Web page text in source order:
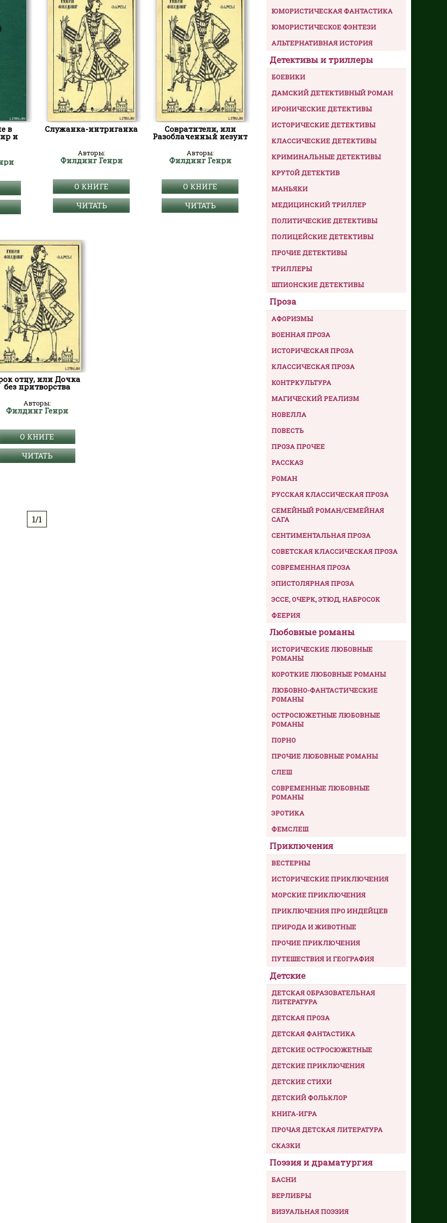
в
и
Служанка-интриганка
Авторы:
Филдинг Генри
О КНИГЕ
ЧИТАТЬ
Совратители, или
Разоблаченный иезуит
Авторы:
Филдинг Генри
О КНИГЕ
ЧИТАТЬ
отцу, или Дочка
без притворства
Авторы:
Филдинг Генри
О КНИГЕ
ЧИТАТЬ
1/1
ЮМОРИСТИЧЕСКАЯ ФАНТАСТИКА
ЮМОРИСТИЧЕСКОЕ ФЭНТЕЗИ
АЛЬТЕРНАТИВНАЯ ИСТОРИЯ
Детективы и триллеры
БОЕВИКИ
ДАМСКИЙ ДЕТЕКТИВНЫЙ РОМАН
ИРОНИЧЕСКИЕ ДЕТЕКТИВЫ
ИСТОРИЧЕСКИЕ ДЕТЕКТИВЫ
КЛАССИЧЕСКИЕ ДЕТЕКТИВЫ
КРИМИНАЛЬНЫЕ ДЕТЕКТИВЫ
КРУТОЙ ДЕТЕКТИВ
МАНЬЯКИ
МЕДИЦИНСКИЙ ТРИЛЛЕР
ПОЛИТИЧЕСКИЕ ДЕТЕКТИВЫ
ПОЛИЦЕЙСКИЕ ДЕТЕКТИВЫ
ПРОЧИЕ ДЕТЕКТИВЫ
ТРИЛЛЕРЫ
ШПИОНСКИЕ ДЕТЕКТИВЫ
Проза
АФОРИЗМЫ
ВОЕННАЯ ПРОЗА
ИСТОРИЧЕСКАЯ ПРОЗА
КЛАССИЧЕСКАЯ ПРОЗА
КОНТРКУЛЬТУРА
МАГИЧЕСКИЙ РЕАЛИЗМ
НОВЕЛЛА
ПОВЕСТЬ
ПРОЗА ПРОЧЕЕ
РАССКАЗ
РОМАН
РУССКАЯ КЛАССИЧЕСКАЯ ПРОЗА
СЕМЕЙНЫЙ РОМАН/СЕМЕЙНАЯ
САГА
СЕНТИМЕНТАЛЬНАЯ ПРОЗА
СОВЕТСКАЯ КЛАССИЧЕСКАЯ ПРОЗА
СОВРЕМЕННАЯ ПРОЗА
ЭПИСТОЛЯРНАЯ ПРОЗА
ЭССЕ, ОЧЕРК, ЭТЮД, НАБРОСОК
ФЕЕРИЯ
Любовные романы
ИСТОРИЧЕСКИЕ ЛЮБОВНЫЕ
РОМАНЫ
КОРОТКИЕ ЛЮБОВНЫЕ РОМАНЫ
ЛЮБОВНО-ФАНТАСТИЧЕСКИЕ
РОМАНЫ
ОСТРОСЮЖЕТНЫЕ ЛЮБОВНЫЕ
РОМАНЫ
ПОРНО
ПРОЧИЕ ЛЮБОВНЫЕ РОМАНЫ
СЛЕШ
СОВРЕМЕННЫЕ ЛЮБОВНЫЕ
РОМАНЫ
ЭРОТИКА
ФЕМСЛЕШ
Приключения
ВЕСТЕРНЫ
ИСТОРИЧЕСКИЕ ПРИКЛЮЧЕНИЯ
МОРСКИЕ ПРИКЛЮЧЕНИЯ
ПРИКЛЮЧЕНИЯ ПРО ИНДЕЙЦЕВ
ПРИРОДА И ЖИВОТНЫЕ
ПРОЧИЕ ПРИКЛЮЧЕНИЯ
ПУТЕШЕСТВИЯ И ГЕОГРАФИЯ
Детские
ДЕТСКАЯ ОБРАЗОВАТЕЛЬНАЯ
ЛИТЕРАТУРА
ДЕТСКАЯ ПРОЗА
ДЕТСКАЯ ФАНТАСТИКА
ДЕТСКИЕ ОСТРОСЮЖЕТНЫЕ
ДЕТСКИЕ ПРИКЛЮЧЕНИЯ
ДЕТСКИЕ СТИХИ
ДЕТСКИЙ ФОЛЬКЛОР
КНИГА-ИГРА
ПРОЧАЯ ДЕТСКАЯ ЛИТЕРАТУРА
СКАЗКИ
Поэзия и драматургия
БАСНИ
ВЕРЛИБРЫ
ВИЗУАЛЬНАЯ ПОЭЗИЯ